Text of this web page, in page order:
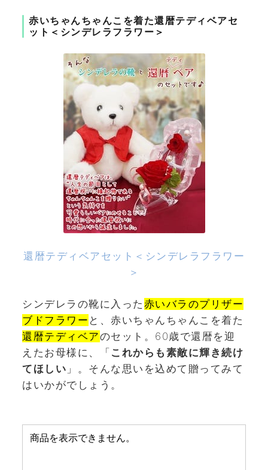
赤いちゃんちゃんこを着た還暦テディベアセ
ット＜シンデレラフラワー＞
還暦テディベアセット＜シンデレラフラワー
＞
シンデレラの靴に入った 赤いバラのプリザー
ブドフラワー と、赤いちゃんちゃんこを着た
還暦テディベアのセット。60歳で還暦を迎
えたお母様に、「 これからも素敵に輝き続け
てほしい 」。そんな思いを込めて贈ってみて
はいかがでしょう。